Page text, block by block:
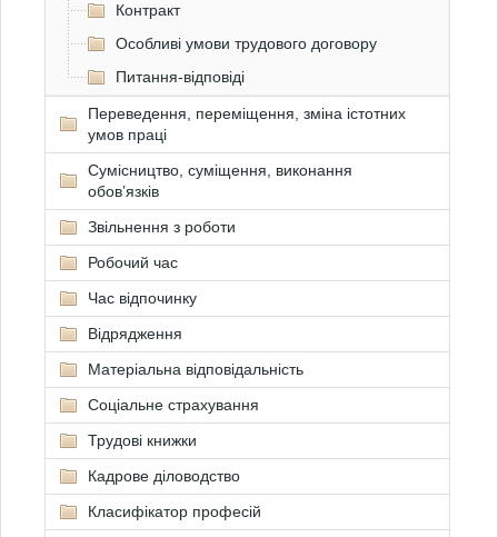
Контракт
Особливі умови трудового договору
Питання-відповіді
Переведення, переміщення, зміна істотних
умов праці
Сумісництво, суміщення, виконання
обов’язків
Звільнення з роботи
Робочий час
Час відпочинку
Відрядження
Матеріальна відповідальність
Соціальне страхування
Трудові книжки
Кадрове діловодство
Класифікатор професій